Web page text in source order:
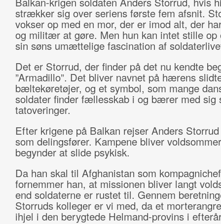
strækker sig over seriens første fem afsnit.
vokser op med en mor, der er imod alt, der
og militær at gøre. Men hun kan intet stille op
sin søns umættelige fascination af
Det er Storrud, der finder på det nu kendte
”Armadillo”. Det bliver navnet på hærens
bæltekøretøjer, og et symbol, som mange
soldater finder fællesskab i og bærer med sig
tatoveringer.
Efter krigene på Balkan rejser Anders
som delingsfører. Kampene bliver
begynder at slide psykisk.
Da han skal til Afghanistan som
fornemmer han, at missionen bliver langt
end soldaterne er rustet til. Gennem
Storruds kolleger er vi med, da et
ihjel i den berygtede Helmand-provins i